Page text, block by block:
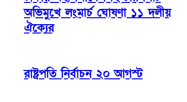
অভিমুখে লংমার্চ ঘোষণা ১১ দলীয়
ঐক্যের
রাষ্ট্রপতি নির্বাচন ২০ আগস্ট